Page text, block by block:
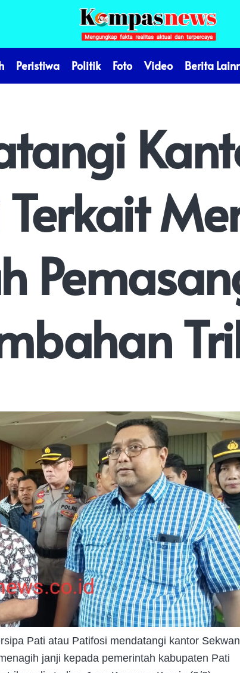
Peristiwa Politik Foto Video Berita
Terkait
Pati atau Patifosi mendatangi kantor Sekwan
janji kepada pemerintah kabupaten Pati